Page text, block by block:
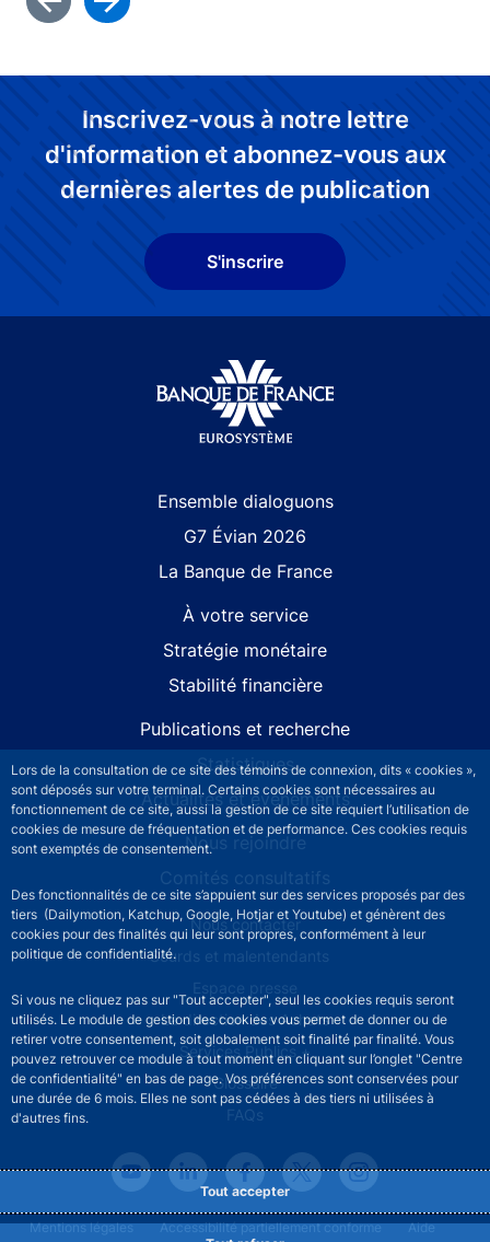
Lors de la consultation de ce site des témoins de connexion, dits « cookies »,
sont déposés sur votre terminal. Certains cookies sont nécessaires au
fonctionnement de ce site, aussi la gestion de ce site requiert l’utilisation de
cookies de mesure de fréquentation et de performance. Ces cookies requis
sont exemptés de consentement.
Des fonctionnalités de ce site s’appuient sur des services proposés par des
tiers (Dailymotion, Katchup, Google, Hotjar et Youtube) et génèrent des
cookies pour des finalités qui leur sont propres, conformément à leur
politique de confidentialité.
Si vous ne cliquez pas sur "Tout accepter", seul les cookies requis seront
utilisés. Le module de gestion des cookies vous permet de donner ou de
retirer votre consentement, soit globalement soit finalité par finalité. Vous
pouvez retrouver ce module à tout moment en cliquant sur l’onglet "Centre
de confidentialité" en bas de page. Vos préférences sont conservées pour
une durée de 6 mois. Elles ne sont pas cédées à des tiers ni utilisées à
d'autres fins.
Tout accepter
Inscrivez-vous à notre lettre
d'information et abonnez-vous aux
dernières alertes de publication
S'inscrire
Ensemble dialoguons
G7 Évian 2026
La Banque de France
À votre service
Stratégie monétaire
Stabilité financière
Publications et recherche
Statistiques
Actualités et événements
Nous rejoindre
Comités consultatifs
Footer secondary menuNous contacter
Sourds et malentendants
Espace presse
La direction des Achats
Services Publics +
Glossaire
FAQs
Footer legal notice menu
Mentions légales Accessibilité partiellement conforme Aide